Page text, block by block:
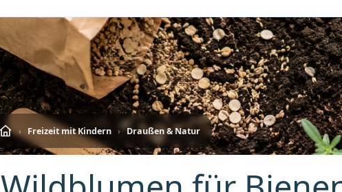
› Freizeit mit Kindern › Draußen & Natur